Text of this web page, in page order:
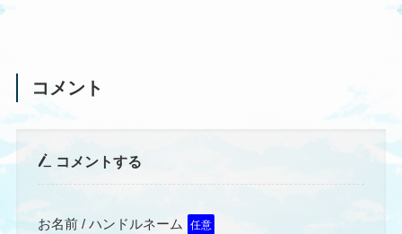
コメント
コメントする
お名前 / ハンドルネーム 任意